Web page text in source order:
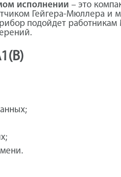
исполнении – это
Гейгера-Мюллера и
подойдет